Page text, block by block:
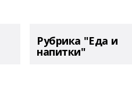
Рубрика "Еда и
напитки"